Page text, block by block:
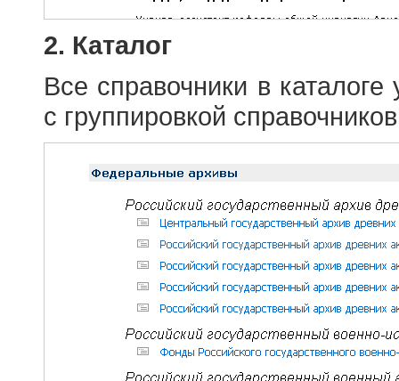
2. Каталог
Все справочники в
с группировкой